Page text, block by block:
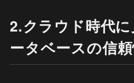
2.クラウド時代
ータベースの信